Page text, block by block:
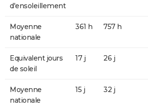
d'ensoleillement
Moyenne
nationale
361 h 757 h
Equivalent jours
de soleil
17 j 26 j
Moyenne
nationale
15 j 32 j